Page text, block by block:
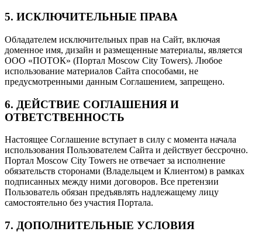
5. ИСКЛЮЧИТЕЛЬНЫЕ ПРАВА
Обладателем исключительных прав на Сайт, включая
доменное имя, дизайн и размещенные материалы, является
ООО «ПОТОК» (Портал Moscow City Towers). Любое
использование материалов Сайта способами, не
предусмотренными данным Соглашением, запрещено.
6. ДЕЙСТВИЕ СОГЛАШЕНИЯ И
ОТВЕТСТВЕННОСТЬ
Настоящее Соглашение вступает в силу с момента начала
использования Пользователем Сайта и действует бессрочно.
Портал Moscow City Towers не отвечает за исполнение
обязательств сторонами (Владельцем и Клиентом) в рамках
подписанных между ними договоров. Все претензии
Пользователь обязан предъявлять надлежащему лицу
самостоятельно без участия Портала.
7. ДОПОЛНИТЕЛЬНЫЕ УСЛОВИЯ